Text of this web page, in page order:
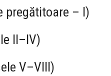
pregătitoare – I)
II–IV)
V–VIII)